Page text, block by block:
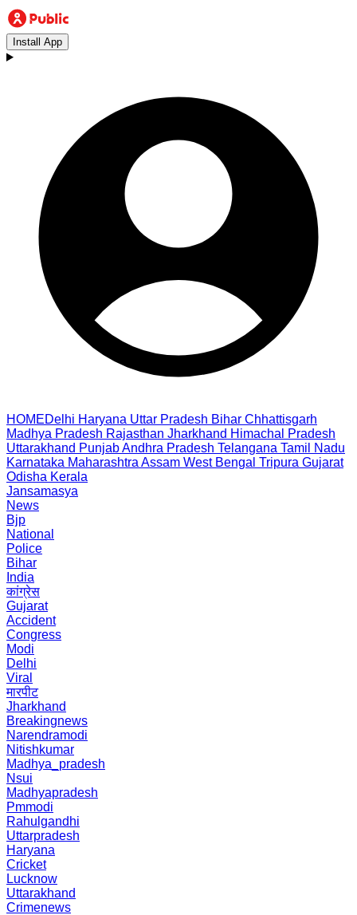
Install App
HOMEDelhi Haryana Uttar Pradesh Bihar Chhattisgarh
Madhya Pradesh Rajasthan Jharkhand Himachal Pradesh
Uttarakhand PunjabAndhra Pradesh Telangana Tamil Nadu
Karnataka Maharashtra Assam West Bengal Tripura Gujarat
Odisha Kerala
Jansamasya
News
Bjp
National
Police
Bihar
India
कांग्रेस
Gujarat
Accident
Congress
Modi
Delhi
Viral
मारपीट
Jharkhand
Breakingnews
Narendramodi
Nitishkumar
Madhya_pradesh
Nsui
Madhyapradesh
Pmmodi
Rahulgandhi
Uttarpradesh
Haryana
Cricket
Lucknow
Uttarakhand
Crimenews